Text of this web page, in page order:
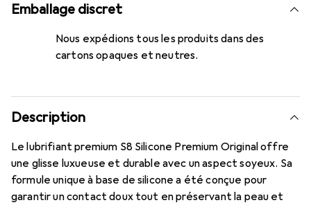
Emballage discret
Nous expédions tous les produits dans des
cartons opaques et neutres.
Description
Le lubrifiant premium S8 Silicone Premium Original offre
une glisse luxueuse et durable avec un aspect soyeux. Sa
formule unique à base de silicone a été conçue pour
garantir un contact doux tout en préservant la peau et